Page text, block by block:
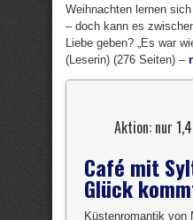
Weihnachten lernen
– doch kann es
Liebe geben? „Es war
(Leserin) (276 Seiten) –
Aktion: nur
Café mit
Glück
Küstenromantik von